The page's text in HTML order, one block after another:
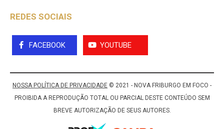
REDES SOCIAIS
FACEBOOK YOUTUBE
NOSSA POLÍTICA DE PRIVACIDADE © 2021 - NOVA FRIBURGO EM FOCO -
PROIBIDA A REPRODUÇÃO TOTAL OU PARCIAL DESTE CONTEÚDO SEM
BREVE AUTORIZAÇÃO DE SEUS AUTORES.